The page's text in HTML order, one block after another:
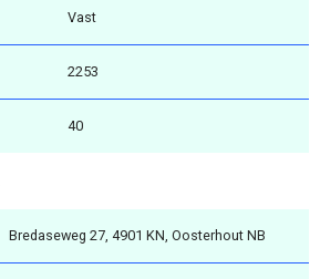
Vast
2253
40
Bredaseweg 27, 4901 KN, Oosterhout NB